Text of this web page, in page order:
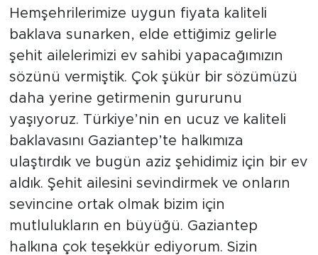
Hemşehrilerimize uygun fiyata kaliteli
baklava sunarken, elde ettiğimiz gelirle
şehit ailelerimizi ev sahibi yapacağımızın
sözünü vermiştik. Çok şükür bir sözümüzü
daha yerine getirmenin gururunu
yaşıyoruz. Türkiye’nin en ucuz ve kaliteli
baklavasını Gaziantep’te halkımıza
ulaştırdık ve bugün aziz şehidimiz için bir ev
aldık. Şehit ailesini sevindirmek ve onların
sevincine ortak olmak bizim için
mutlulukların en büyüğü. Gaziantep
halkına çok teşekkür ediyorum. Sizin